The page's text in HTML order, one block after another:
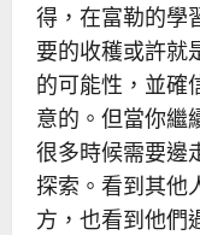
得，在富勒的學
要的收穫或許就
的可能性，並確
意的。但當你繼
很多時候需要邊
探索。看到其他
方，也看到他們